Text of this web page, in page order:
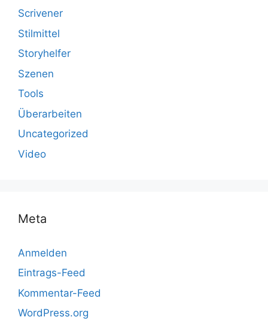
Scrivener
Stilmittel
Storyhelfer
Szenen
Tools
Überarbeiten
Uncategorized
Video
Meta
Anmelden
Eintrags-Feed
Kommentar-Feed
WordPress.org